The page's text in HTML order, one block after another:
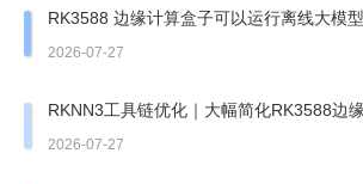
RK3588 边缘计算盒子可以运行离线大模
边缘盒子实测
2026-07-27
RKNN3工具链优化｜大幅简化RK3588边
部署
2026-07-27